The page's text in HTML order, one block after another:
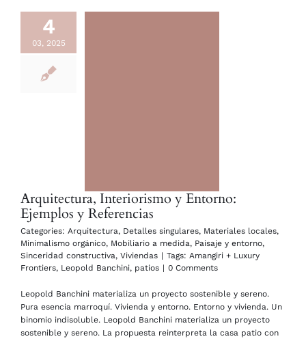
4
03, 2025
Arquitectura, Interiorismo y Entorno:
Ejemplos y Referencias
Categories: Arquitectura, Detalles singulares, Materiales locales,
Minimalismo orgánico, Mobiliario a medida, Paisaje y entorno,
Sinceridad constructiva, Viviendas | Tags: Amangiri + Luxury
Frontiers, Leopold Banchini, patios | 0 Comments
Leopold Banchini materializa un proyecto sostenible y sereno.
Pura esencia marroquí. Vivienda y entorno. Entorno y vivienda. Un
binomio indisoluble. Leopold Banchini materializa un proyecto
sostenible y sereno. La propuesta reinterpreta la casa patio con